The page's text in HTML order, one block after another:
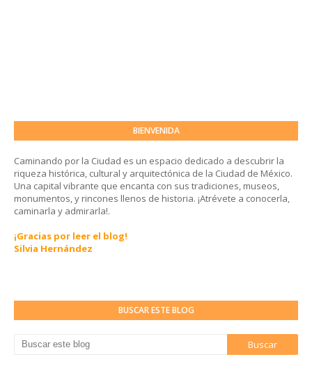
BIENVENIDA
Caminando por la Ciudad es un espacio dedicado a descubrir la
riqueza histórica, cultural y arquitectónica de la Ciudad de México.
Una capital vibrante que encanta con sus tradiciones, museos,
monumentos, y rincones llenos de historia. ¡Atrévete a conocerla,
caminarla y admirarla!.
¡Gracias por leer el blog!
Silvia Hernández
BUSCAR ESTE BLOG